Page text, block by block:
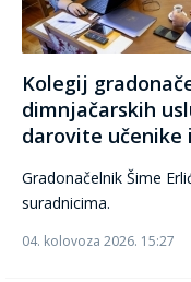
Kolegij
dimnjačarskih
darovite učenike
Gradonačelnik Šime
suradnicima.
04. kolovoza 2026. 15:27